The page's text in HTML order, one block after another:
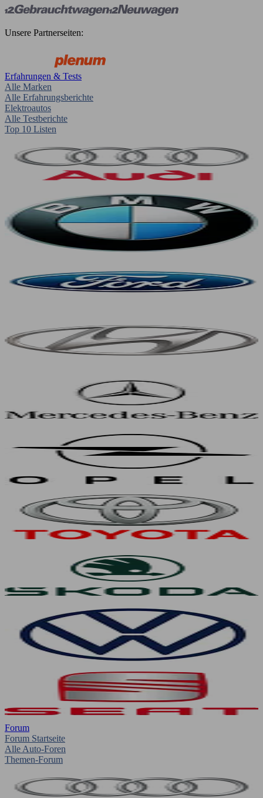
Unsere Partnerseiten:
Erfahrungen & Tests
Alle Marken
Alle Erfahrungsberichte
Elektroautos
Alle Testberichte
Top 10 Listen
Forum
Forum Startseite
Alle Auto-Foren
Themen-Forum